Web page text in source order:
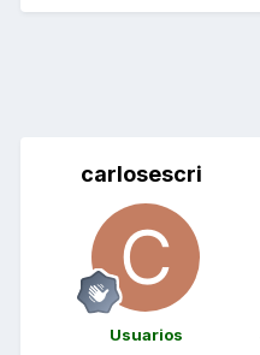
carlosescri
Usuarios